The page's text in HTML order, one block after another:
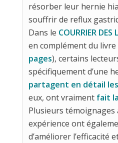
résorber leur hernie
souffrir de reflux
Dans le COURRIER DES
en complément du livre
pages), certains
spécifiquement d’une
partagent en détail
eux, ont vraiment fait
Plusieurs
expérience ont
d’améliorer l’efficacité